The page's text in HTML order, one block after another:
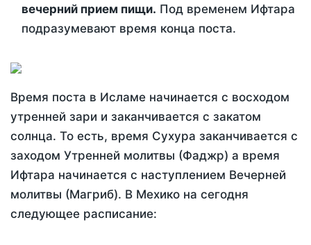
вечерний прием пищи. Под временем Ифтара
подразумевают время конца поста.
Время поста в Исламе начинается с восходом
утренней зари и заканчивается с закатом
солнца. То есть, время Сухура заканчивается с
заходом Утренней молитвы (Фаджр) а время
Ифтара начинается с наступлением Вечерней
молитвы (Магриб). В Мехико на сегодня
следующее расписание: